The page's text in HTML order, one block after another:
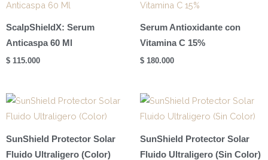
ScalpShieldX: Serum
Anticaspa 60 Ml
$ 115.000
Serum Antioxidante con
Vitamina C 15%
$ 180.000
SunShield Protector Solar
Fluido Ultraligero (Color)
SunShield Protector Solar
Fluido Ultraligero (Sin Color)